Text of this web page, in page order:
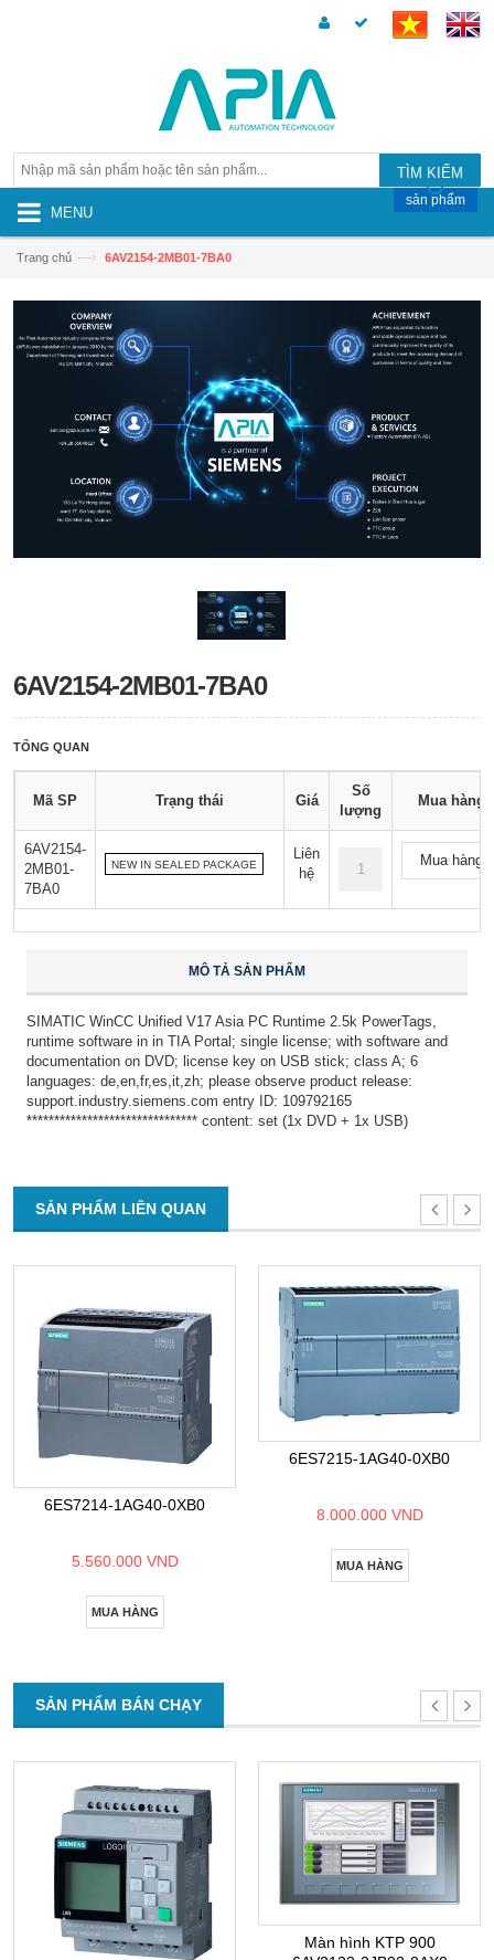
TÌM KIẾM
MENU
sản phẩm
Trang chủ —› 6AV2154-2MB01-7BA0
6AV2154-2MB01-7BA0
TỔNG QUAN
Mã SP Trạng thái Giá
Số
lượng
Mua hàng
6AV2154-
2MB01-
7BA0
NEW IN SEALED PACKAGE
Liên
hệ
Mua hàng
MÔ TẢ SẢN PHẨM
SIMATIC WinCC Unified V17 Asia PC Runtime 2.5k PowerTags,
runtime software in in TIA Portal; single license; with software and
documentation on DVD; license key on USB stick; class A; 6
languages: de,en,fr,es,it,zh; please observe product release:
support.industry.siemens.com entry ID: 109792165
******************************* content: set (1x DVD + 1x USB)
SẢN PHẨM LIÊN QUAN
6ES7214-1AG40-0XB0
5.560.000 VND
MUA HÀNG
6ES7215-1AG40-0XB0
8.000.000 VND
MUA HÀNG
SẢN PHẨM BÁN CHẠY
Màn hình KTP 900